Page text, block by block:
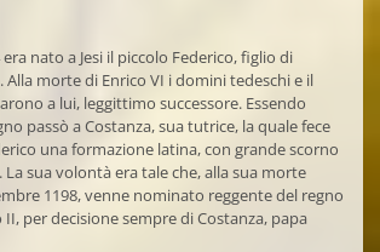
era nato a Jesi il piccolo Federico, figlio di
Alla morte di Enrico VI i domini tedeschi e il
a lui, leggittimo successore. Essendo
passò a Costanza, sua tutrice, la quale fece
una formazione latina, con grande scorno
sua volontà era tale che, alla sua morte
1198, venne nominato reggente del regno
per decisione sempre di Costanza, papa